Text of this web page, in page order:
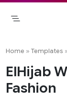
Skip
Home » Templates
ElHijab
Fashion